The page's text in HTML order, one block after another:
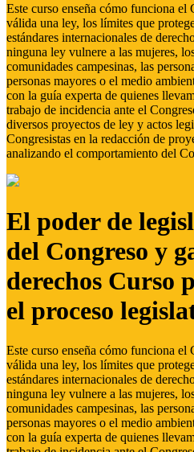
Este curso enseña cómo funciona el
válida una ley, los límites que
estándares internacionales de
ninguna ley vulnere a las mujeres,
comunidades campesinas, las
personas mayores o el medio
con la guía experta de quienes
trabajo de incidencia ante el
diversos proyectos de ley y actos
Congresistas en la redacción de
analizando el comportamiento del
El poder de
del Congreso y
derechos Curso
el proceso
Este curso enseña cómo funciona el
válida una ley, los límites que
estándares internacionales de
ninguna ley vulnere a las mujeres,
comunidades campesinas, las
personas mayores o el medio
con la guía experta de quienes